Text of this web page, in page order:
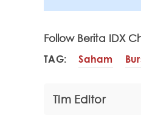
Follow Berita IDX
TAG: Saham
Tim Editor